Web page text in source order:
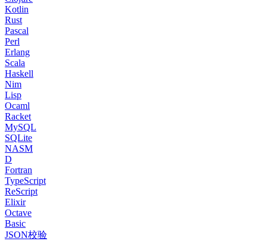
Kotlin
Rust
Pascal
Perl
Erlang
Scala
Haskell
Nim
Lisp
Ocaml
Racket
MySQL
SQLite
NASM
D
Fortran
TypeScript
ReScript
Elixir
Octave
Basic
JSON校验